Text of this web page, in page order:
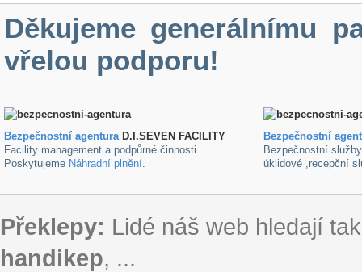
Děkujeme generálnímu
vřelou podporu!
Bezpečnostní agenturaD.I.SEVEN FACILITY
Facility management a podpůrné činnosti.
Poskytujeme Náhradní plnění.
Bezpečnostní
Bezpečnostní
úklidové ,recepční
Překlepy: Lidé náš web hledají
handikep, ...